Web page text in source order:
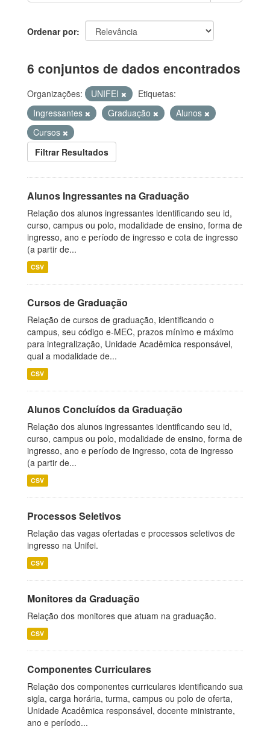
Ordenar por
6 conjuntos de dados encontrados
Organizações: UNIFEI
Etiquetas:
Ingressantes
Graduação
Alunos
Cursos
Filtrar Resultados
Alunos Ingressantes na Graduação
Relação dos alunos ingressantes identificando seu id,
curso, campus ou polo, modalidade de ensino, forma de
ingresso, ano e período de ingresso e cota de ingresso
(a partir de...
CSV
Cursos de Graduação
Relação de cursos de graduação, identificando o
campus, seu código e-MEC, prazos mínimo e máximo
para integralização, Unidade Acadêmica responsável,
qual a modalidade de...
CSV
Alunos Concluídos da Graduação
Relação dos alunos ingressantes identificando seu id,
curso, campus ou polo, modalidade de ensino, forma de
ingresso, ano e período de ingresso, cota de ingresso
(a partir de...
CSV
Processos Seletivos
Relação das vagas ofertadas e processos seletivos de
ingresso na Unifei.
CSV
Monitores da Graduação
Relação dos monitores que atuam na graduação.
CSV
Componentes Curriculares
Relação dos componentes curriculares identificando sua
sigla, carga horária, turma, campus ou polo de oferta,
Unidade Acadêmica responsável, docente ministrante,
ano e período...